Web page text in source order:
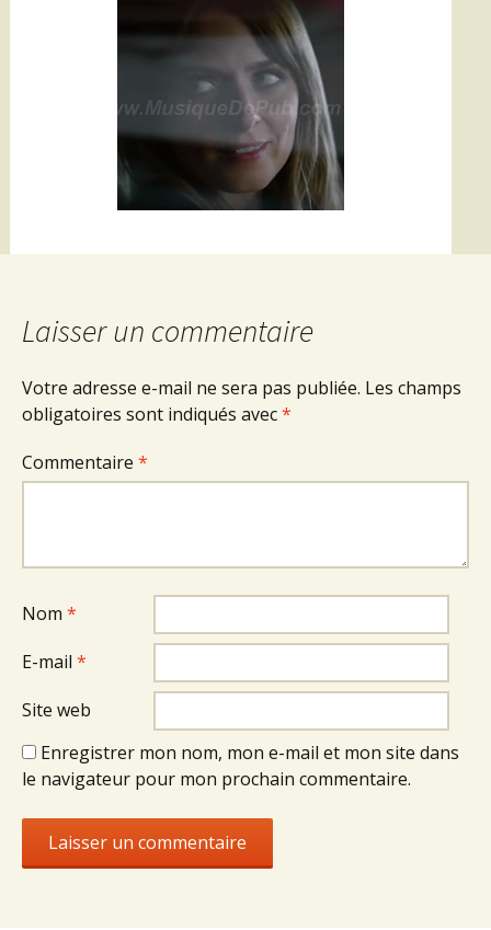
Laisser un commentaire
Votre adresse e-mail ne sera pas publiée. Les champs
obligatoires sont indiqués avec*
Commentaire *
Nom *
E-mail *
Site web
Enregistrer mon nom, mon e-mail et mon site dans
le navigateur pour mon prochain commentaire.